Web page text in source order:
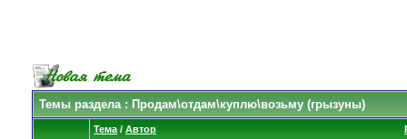
Темы раздела: Продам\отдам\куплю\возьму (грызуны)
Тема / Автор